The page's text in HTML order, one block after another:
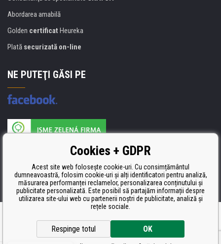
Abordarea amabilă
Golden certificat Heureka
Plată securizată on-line
NE PUTEŢI GĂSI PE
Producătorul umpluturii de rezervă este certificat
ISO 9001, ISO 14001 şi STMC.
Ecommerce solutionsBINARGON.cz
Cookies + GDPR
Acest site web folosește cookie-uri. Cu consimțământul
dumneavoastră, folosim cookie-uri și alți identificatori pentru analiză,
măsurarea performanței reclamelor, personalizarea conținutului și
publicitate personalizată. Este posibil să partajăm informații despre
utilizarea site-ului web cu partenerii noștri de publicitate, analiză și
rețele sociale.
Respinge totul OK